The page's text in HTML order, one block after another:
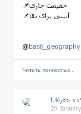
📌حقیقت جاری
📌آیینی برای بقا
@basij_geography
Читать полностью…
جغرافیا
29